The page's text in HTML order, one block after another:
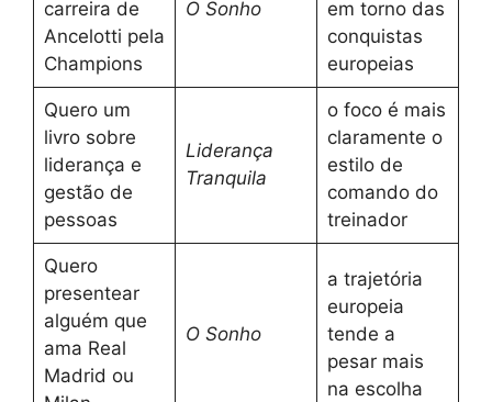
carreira de
Ancelotti pela
Champions
O Sonho
em torno das
conquistas
europeias
Quero um
livro sobre
liderança e
gestão de
pessoas
Liderança
Tranquila
o foco é mais
claramente o
estilo de
comando do
treinador
Quero
presentear
alguém que
ama Real
Madrid ou
O Sonho
a trajetória
europeia
tende a
pesar mais
na escolha